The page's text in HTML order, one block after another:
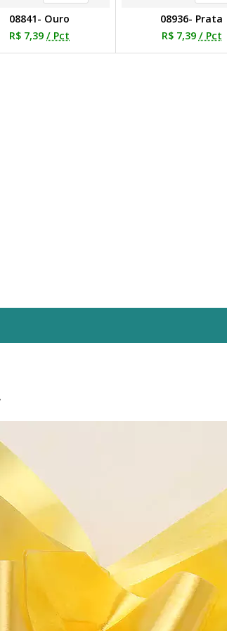
08841- Ouro
R$ 7,39 / Pct
08936- Prata
R$ 7,39 / Pct